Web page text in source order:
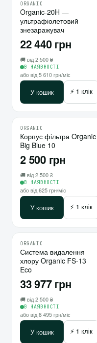
10
ORGANIC
Organic-20H —
ультрафіолетовий
знезаражувач
22 440 грн
🚚 від 2 500 ₴
В НАЯВНОСТІ
або від 5 610 грн/міс
У кошик ⚡ 1 клік
10
ORGANIC
Корпус фільтра Organic
Big Blue 10
2 500 грн
🚚 від 2 500 ₴
В НАЯВНОСТІ
або від 625 грн/міс
У кошик ⚡ 1 клік
10
ORGANIC
Система видалення
хлору Organic FS-13
Eco
33 977 грн
🚚 від 2 500 ₴
В НАЯВНОСТІ
або від 8 495 грн/міс
У кошик ⚡ 1 клік